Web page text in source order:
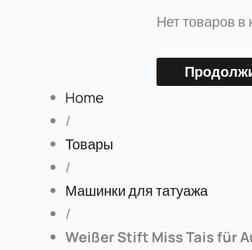
Нет товаров в
Home
/
Товары
/
Машинки для татуажа
/
Weißer Stift Miss Tais für